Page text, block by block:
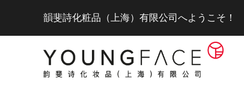
韻斐詩化粧品（上海）有限公司へようこそ！